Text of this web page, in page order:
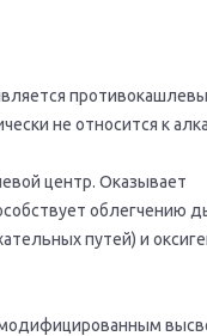
не относится к
центр. Оказывает
облегчению
путей) и
модифицированным